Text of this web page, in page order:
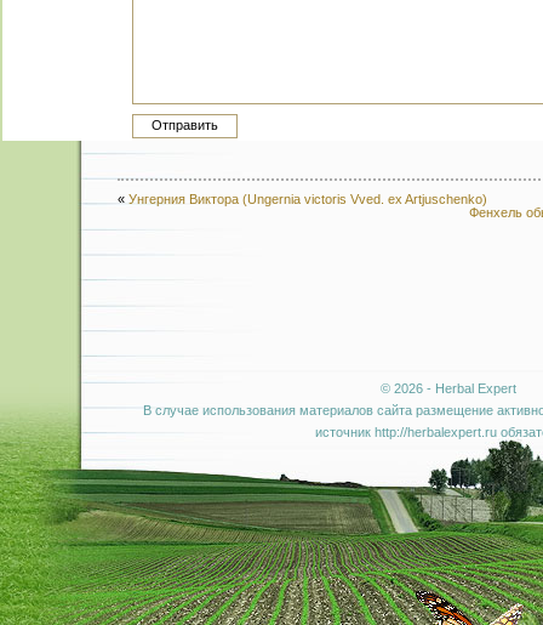
« Унгерния Виктора (Ungernia victoris Vved. ex Artjuschenko)
Фенхель
© 2026 - Herbal Expert
В случае использования материалов сайта размещение
источник http://herbalexpert.ru